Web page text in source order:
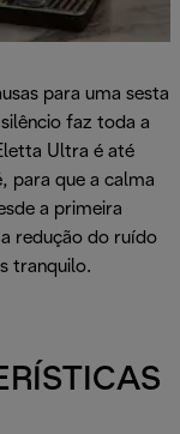
para uma sesta
faz toda a
Ultra é até
para que a calma
a primeira
redução do ruído
tranquilo.